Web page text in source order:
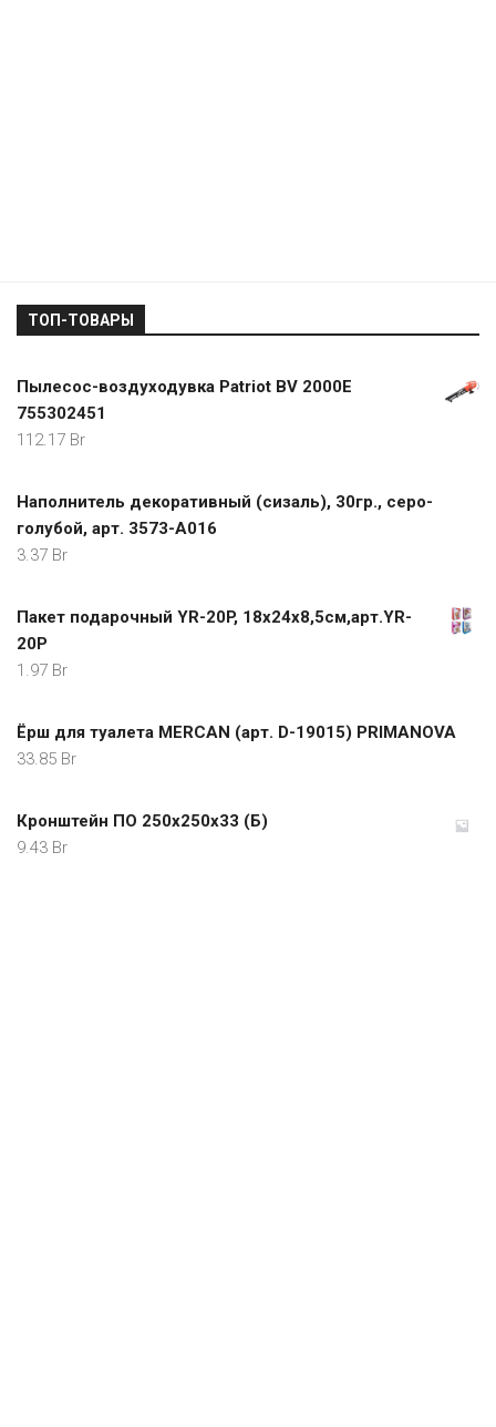
ТОП-ТОВАРЫ
Пылесос-воздуходувка Patriot BV 2000E
755302451
112.17 Br
Наполнитель декоративный (сизаль), 30гр., серо-
голубой, арт. 3573-А016
3.37 Br
Пакет подарочный YR-20P, 18х24х8,5см,арт.YR-
20P
1.97 Br
Ёрш для туалета MERCAN (арт. D-19015) PRIMANOVA
33.85 Br
Кронштейн ПО 250х250х33 (Б)
9.43 Br